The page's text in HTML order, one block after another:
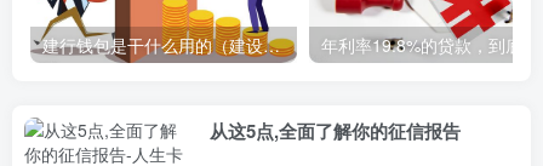
建行钱包是干什么用的（建设银行钱包的功能和用途简介）
从这5点,全面了解你的征信报告